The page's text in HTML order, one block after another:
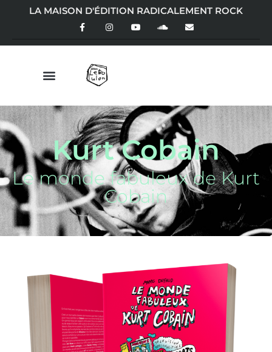
LA MAISON D'ÉDITION RADICALEMENT ROCK
Kurt Cobain
Le monde fabuleux de Kurt
Cobain